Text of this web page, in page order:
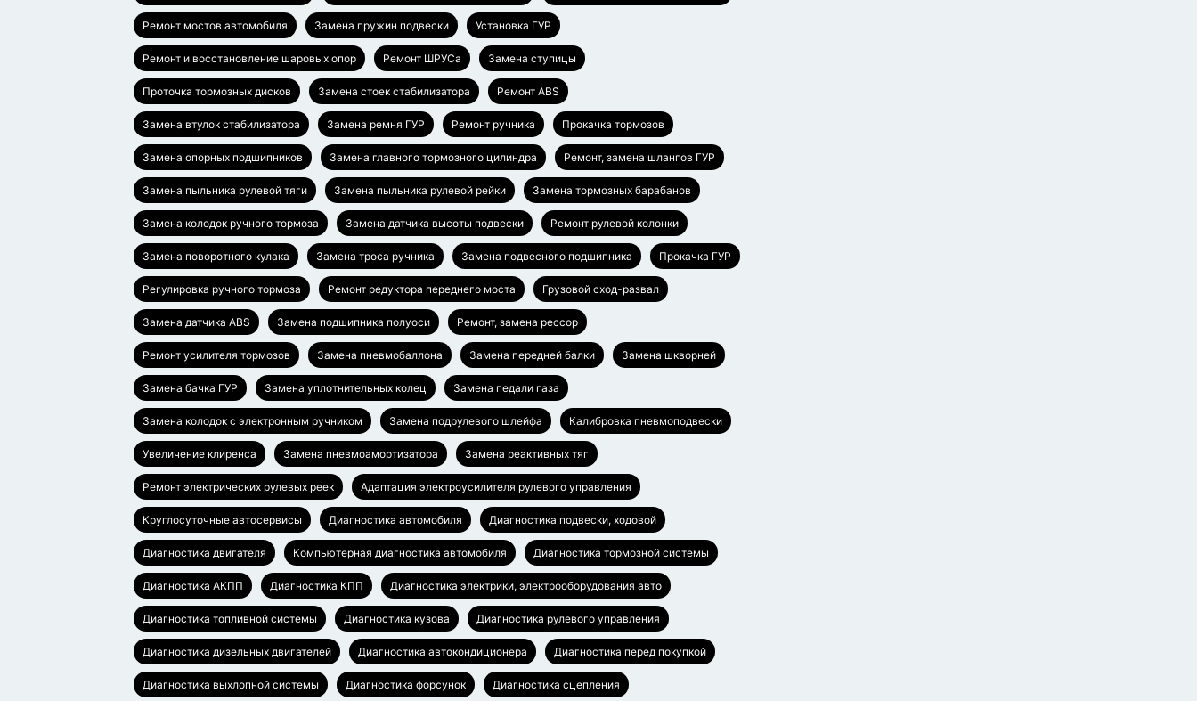
Ремонт мостов автомобиля Замена пружин подвески Установка ГУР
Ремонт и восстановление шаровых опор Ремонт ШРУСа Замена ступицы
Проточка тормозных дисков Замена стоек стабилизатора Ремонт ABS
Замена втулок стабилизатора Замена ремня ГУР Ремонт ручника Прокачка тормозов
Замена опорных подшипников Замена главного тормозного цилиндра Ремонт, замена шлангов ГУР
Замена пыльника рулевой тяги Замена пыльника рулевой рейки Замена тормозных барабанов
Замена колодок ручного тормоза Замена датчика высоты подвески Ремонт рулевой колонки
Замена поворотного кулака Замена троса ручника Замена подвесного подшипника Прокачка ГУР
Регулировка ручного тормоза Ремонт редуктора переднего моста Грузовой сход-развал
Замена датчика ABS Замена подшипника полуоси Ремонт, замена рессор
Ремонт усилителя тормозов Замена пневмобаллона Замена передней балки Замена шкворней
Замена бачка ГУР Замена уплотнительных колец Замена педали газа
Замена колодок с электронным ручником Замена подрулевого шлейфа Калибровка пневмоподвески
Увеличение клиренса Замена пневмоамортизатора Замена реактивных тяг
Ремонт электрических рулевых реек Адаптация электроусилителя рулевого управления
Круглосуточные автосервисы Диагностика автомобиля Диагностика подвески, ходовой
Диагностика двигателя Компьютерная диагностика автомобиля Диагностика тормозной системы
Диагностика АКПП Диагностика КПП Диагностика электрики, электрооборудования авто
Диагностика топливной системы Диагностика кузова Диагностика рулевого управления
Диагностика дизельных двигателей Диагностика автокондиционера Диагностика перед покупкой
Диагностика выхлопной системы Диагностика форсунок Диагностика сцепления